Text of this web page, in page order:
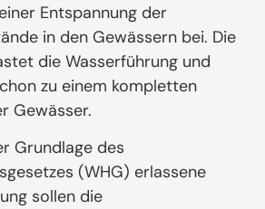
Entspannung der
in den Gewässern bei. Die
die Wasserführung und
zu einem kompletten
Gewässer.
Grundlage des
(WHG) erlassene
sollen die